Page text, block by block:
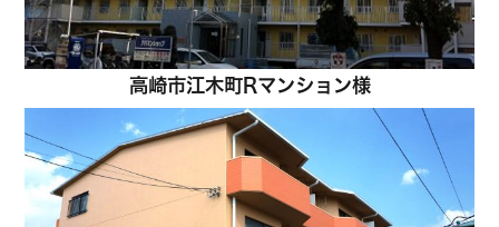
高崎市江木町Rマンション様